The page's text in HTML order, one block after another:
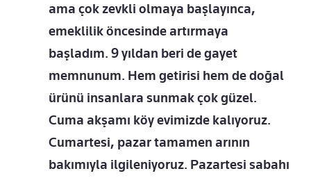
ama çok zevkli olmaya başlayınca,
emeklilik öncesinde artırmaya
başladım. 9 yıldan beri de gayet
memnunum. Hem getirisi hem de doğal
ürünü insanlara sunmak çok güzel.
Cuma akşamı köy evimizde kalıyoruz.
Cumartesi, pazar tamamen arının
bakımıyla ilgileniyoruz. Pazartesi sabahı